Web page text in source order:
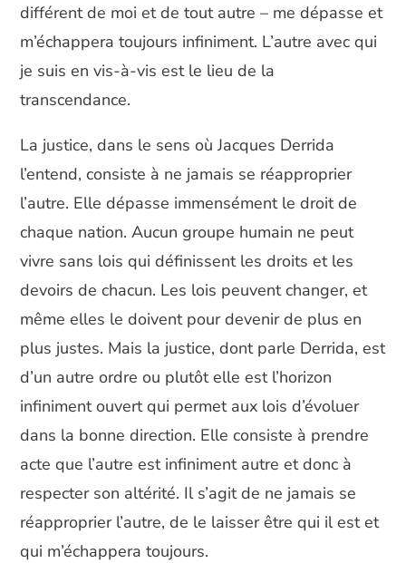
différent de moi et de tout autre – me dépasse et
m’échappera toujours infiniment. L’autre avec qui
je suis en vis-à-vis est le lieu de la
transcendance.
La justice, dans le sens où Jacques Derrida
l’entend, consiste à ne jamais se réapproprier
l’autre. Elle dépasse immensément le droit de
chaque nation. Aucun groupe humain ne peut
vivre sans lois qui définissent les droits et les
devoirs de chacun. Les lois peuvent changer, et
même elles le doivent pour devenir de plus en
plus justes. Mais la justice, dont parle Derrida, est
d’un autre ordre ou plutôt elle est l’horizon
infiniment ouvert qui permet aux lois d’évoluer
dans la bonne direction. Elle consiste à prendre
acte que l’autre est infiniment autre et donc à
respecter son altérité. Il s’agit de ne jamais se
réapproprier l’autre, de le laisser être qui il est et
qui m’échappera toujours.